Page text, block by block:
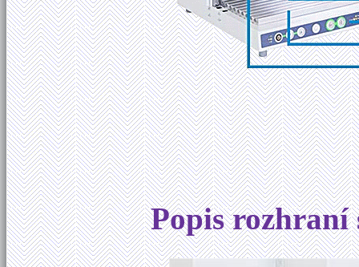
Popis rozhraní